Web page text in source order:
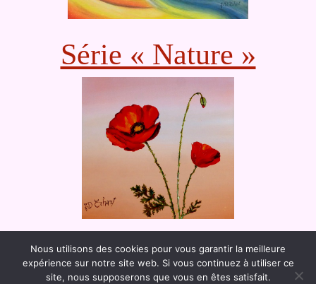
Série « Nature »
Nous utilisons des cookies pour vous garantir la meilleure
expérience sur notre site web. Si vous continuez à utiliser ce
site, nous supposerons que vous en êtes satisfait.